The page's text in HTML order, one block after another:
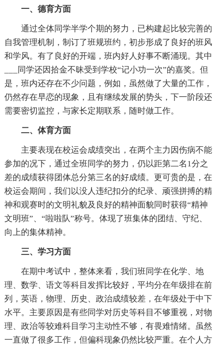
一、德育方面
通过全体同学半学个期的努力，已构建起比较完善的
自我管理机制，制订了班规班约，初步形成了良好的班风
和学风。有了良好的开端，班内好人好事不断涌现。其中
___同学还因拾金不昧受到学校“记小功一次”的嘉奖。但
是，班内还存在不少问题，例如，虽然做了大量的工作，
仍然存在早恋的现象，且有继续发展的势头，下一阶段还
需要密切监控，与家长定期联系，随时做工作。
二、体育方面
主要表现在校运会成绩突出，在两个主力因伤病不能
参加的况下，通过全班同学的努力，仍以距第二名1分之
差的成绩获得团体总分第三名的好成绩。更可贵的是，在
校运会期间，我们以没人违纪扣分的纪录、顽强拼搏的精
神和观赛时的文明礼貌及良好的精神面貌同时获得“精神
文明班”、“啦啦队”称号。体现了班集体的团结、守纪、
向上的集体精神。
三、学习方面
在期中考试中，整体来看，我们班同学在化学、地
理、数学、语文等科目发挥比较好，平均分在年级排在前
列，英语，物理、历史、政治成绩较差，在年级处于中下
水平。主要原因是有些同学对历史等科目不够重视，对物
理、政治等较难科目学习主动性不够，有畏难情绪。虽然
一直做了很多工作，但偏科现象仍然比较严重。在个人方